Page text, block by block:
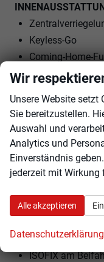
Keyless-Go
Coming-Home-
Leaving-Home-
Außenspiegel
Außenspiegel
Elektrische
Ambiente-
Polsterstoff
Vordersitze
Mittelarmlehne
ISOFIX am
Wir
Unsere Website setzt
Sie bereitzustellen.
Auswahl und
Analytics und
Einverständnis
jederzeit mit
Alle akzeptieren
Datenschutzerklärung